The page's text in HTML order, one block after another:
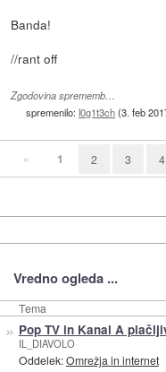
Banda!
//rant off
Zgodovina sprememb…
spremenilo:l0g1t3ch(3. feb
« 1 2 3 4
Vredno ogleda ...
Tema
» Pop TV in Kanal A
IL_DIAVOLO
Oddelek:Omrežja in internet